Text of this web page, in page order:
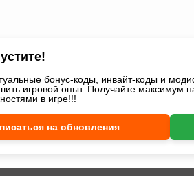
бонус-коды, инвайт-коды и
игровой опыт. Получайте максимум
в игре!!!
на обновления